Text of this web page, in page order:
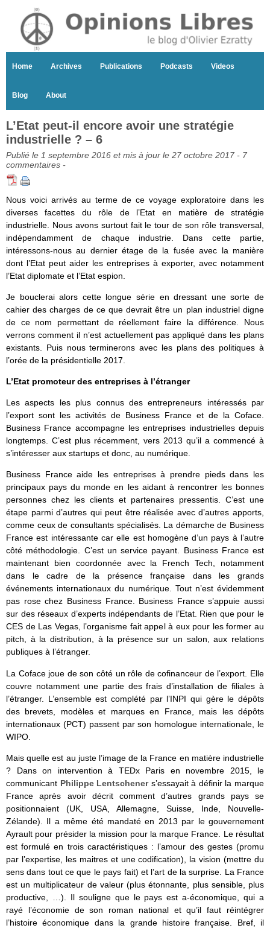
Home Archives Publications Podcasts Videos
Blog About
L’Etat peut-il encore avoir une stratégie
industrielle ? – 6
Publié le 1 septembre 2016 et mis à jour le 27 octobre 2017 - 7
commentaires -
Nous voici arrivés au terme de ce voyage exploratoire dans les
diverses facettes du rôle de l’Etat en matière de stratégie
industrielle. Nous avons surtout fait le tour de son rôle transversal,
indépendamment de chaque industrie. Dans cette partie,
intéressons-nous au dernier étage de la fusée avec la manière
dont l’Etat peut aider les entreprises à exporter, avec notamment
l’Etat diplomate et l’Etat espion.
Je bouclerai alors cette longue série en dressant une sorte de
cahier des charges de ce que devrait être un plan industriel digne
de ce nom permettant de réellement faire la différence. Nous
verrons comment il n’est actuellement pas appliqué dans les plans
existants. Puis nous terminerons avec les plans des politiques à
l’orée de la présidentielle 2017.
L’Etat promoteur des entreprises à l’étranger
Les aspects les plus connus des entrepreneurs intéressés par
l’export sont les activités de Business France et de la Coface.
Business France accompagne les entreprises industrielles depuis
longtemps. C’est plus récemment, vers 2013 qu’il a commencé à
s’intéresser aux startups et donc, au numérique.
Business France aide les entreprises à prendre pieds dans les
principaux pays du monde en les aidant à rencontrer les bonnes
personnes chez les clients et partenaires pressentis. C’est une
étape parmi d’autres qui peut être réalisée avec d’autres apports,
comme ceux de consultants spécialisés. La démarche de Business
France est intéressante car elle est homogène d’un pays à l’autre
côté méthodologie. C’est un service payant. Business France est
maintenant bien coordonnée avec la French Tech, notamment
dans le cadre de la présence française dans les grands
événements internationaux du numérique. Tout n’est évidemment
pas rose chez Business France. Business France s’appuie aussi
sur des réseaux d’experts indépendants de l’Etat. Rien que pour le
CES de Las Vegas, l’organisme fait appel à eux pour les former au
pitch, à la distribution, à la présence sur un salon, aux relations
publiques à l’étranger.
La Coface joue de son côté un rôle de cofinanceur de l’export. Elle
couvre notamment une partie des frais d’installation de filiales à
l’étranger. L’ensemble est complété par l’INPI qui gère le dépôts
des brevets, modèles et marques en France, mais les dépôts
internationaux (PCT) passent par son homologue internationale, le
WIPO.
Mais quelle est au juste l’image de la France en matière industrielle
? Dans on intervention à TEDx Paris en novembre 2015, le
communicant Philippe Lentscheners’essayait à définir la marque
France après avoir décrit comment d’autres grands pays se
positionnaient (UK, USA, Allemagne, Suisse, Inde, Nouvelle-
Zélande). Il a même été mandaté en 2013 par le gouvernement
Ayrault pour présider la mission pour la marque France. Le résultat
est formulé en trois caractéristiques : l’amour des gestes (promu
par l’expertise, les maitres et une codification), la vision (mettre du
sens dans tout ce que le pays fait) et l’art de la surprise. La France
est un multiplicateur de valeur (plus étonnante, plus sensible, plus
productive, …). Il souligne que le pays est a-économique, qui a
rayé l’économie de son roman national et qu’il faut réintégrer
l’histoire économique dans la grande histoire française. Bref, il